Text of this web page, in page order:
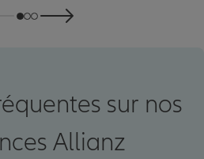
sur nos
Allianz